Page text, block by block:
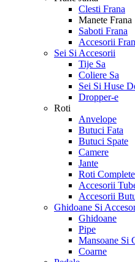
Clesti Frana
Manete Frana
Saboti Frana
Accesorii
Sei Si Accesorii
Tije Sa
Coliere Sa
Sei Si Huse
Dropper-e
Roti
Anvelope
Butuci Fata
Butuci Spate
Camere
Jante
Roti Complete
Accesorii
Accesorii
Ghidoane Si
Ghidoane
Pipe
Mansoane Si
Coarne